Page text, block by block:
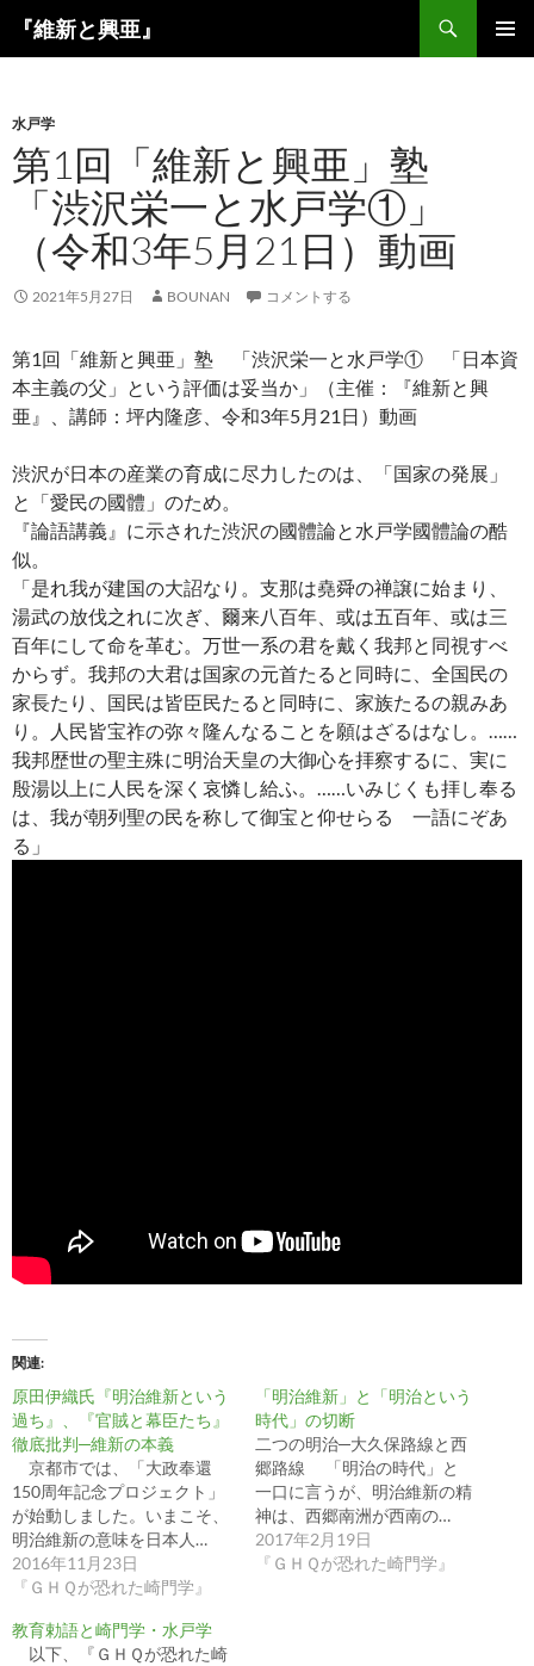
ツ
へ
ス
『維新と興亜』
水戸学
第1回「維新と興亜」塾
「渋沢栄一と水戸学①」
（令和3年5月21日）動画
2021年5月27日 BOUNAN コメントする
第1回「維新と興亜」塾 「渋沢栄一と水戸学① 「日本資
本主義の父」という評価は妥当か」（主催：『維新と興
亜』、講師：坪内隆彦、令和3年5月21日）動画
渋沢が日本の産業の育成に尽力したのは、「国家の発展」
と「愛民の國體」のため。
『論語講義』に示された渋沢の國體論と水戸学國體論の酷
似。
「是れ我が建国の大詔なり。支那は堯舜の禅譲に始まり、
湯武の放伐之れに次ぎ、爾来八百年、或は五百年、或は三
百年にして命を革む。万世一系の君を戴く我邦と同視すべ
からず。我邦の大君は国家の元首たると同時に、全国民の
家長たり、国民は皆臣民たると同時に、家族たるの親みあ
り。人民皆宝祚の弥々隆んなることを願はざるはなし。……
我邦歴世の聖主殊に明治天皇の大御心を拝察するに、実に
殷湯以上に人民を深く哀憐し給ふ。……いみじくも拝し奉る
は、我が朝列聖の民を称して御宝と仰せらるゝ一語にぞあ
る」
関連
原田伊織氏『明治維新という
過ち』、『官賊と幕臣たち』
徹底批判─維新の本義
京都市では、「大政奉還
150周年記念プロジェクト」
が始動しました。いまこそ、
明治維新の意味を日本人…
2016年11月23日
『ＧＨＱが恐れた崎門学』
「明治維新」と「明治という
時代」の切断
二つの明治─大久保路線と西
郷路線 「明治の時代」と
一口に言うが、明治維新の精
神は、西郷南洲が西南の…
2017年2月19日
『ＧＨＱが恐れた崎門学』
教育勅語と崎門学・水戸学
以下、『ＧＨＱが恐れた崎